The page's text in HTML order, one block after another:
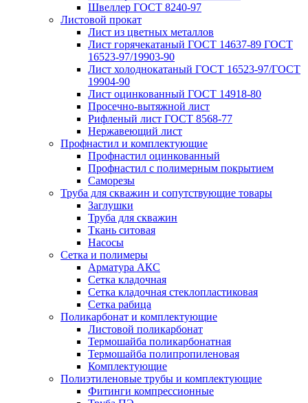
Швеллер ГОСТ 8240-97
Листовой прокат
Лист из цветных металлов
Лист горячекатаный ГОСТ 14637-89 ГОСТ
16523-97/19903-90
Лист холоднокатаный ГОСТ 16523-97/ГОСТ
19904-90
Лист оцинкованный ГОСТ 14918-80
Просечно-вытяжной лист
Рифленый лист ГОСТ 8568-77
Нержавеющий лист
Профнастил и комплектующие
Профнастил оцинкованный
Профнастил с полимерным покрытием
Саморезы
Труба для скважин и сопутствующие товары
Заглушки
Труба для скважин
Ткань ситовая
Насосы
Сетка и полимеры
Арматура АКС
Сетка кладочная
Сетка кладочная стеклопластиковая
Сетка рабица
Поликарбонат и комплектующие
Листовой поликарбонат
Термошайба поликарбонатная
Термошайба полипропиленовая
Комплектующие
Полиэтиленовые трубы и комплектующие
Фитинги компрессионные